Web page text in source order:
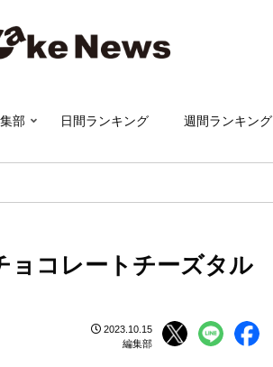
部 日間ランキング 週間ランキング
ョコレートチーズタル
2023.10.15
編集部